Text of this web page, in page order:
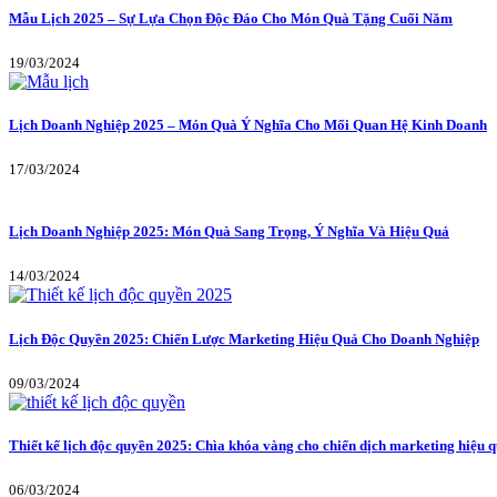
Mẫu Lịch 2025 – Sự Lựa Chọn Độc Đáo Cho Món Quà Tặng Cuối Năm
19/03/2024
Lịch Doanh Nghiệp 2025 – Món Quà Ý Nghĩa Cho Mối Quan Hệ Kinh Doanh
17/03/2024
Lịch Doanh Nghiệp 2025: Món Quà Sang Trọng, Ý Nghĩa Và Hiệu Quả
14/03/2024
Lịch Độc Quyền 2025: Chiến Lược Marketing Hiệu Quả Cho Doanh Nghiệp
09/03/2024
Thiết kế lịch độc quyền 2025: Chìa khóa vàng cho chiến dịch marketing hiệu
06/03/2024